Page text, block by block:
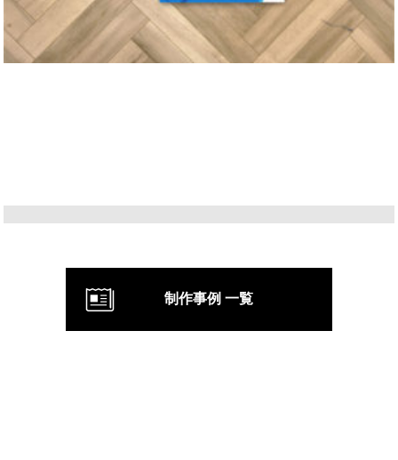
制作事例 一覧